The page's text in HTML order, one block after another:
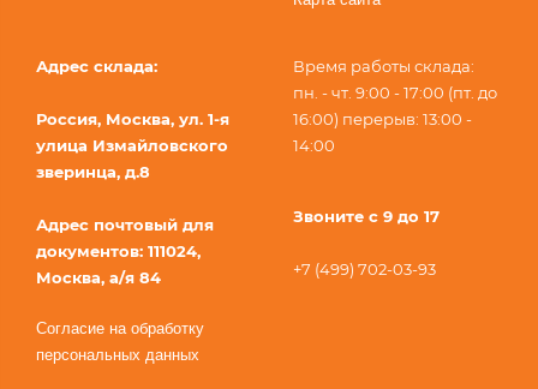
Адрес склада:
Россия, Москва, ул. 1-я
улица Измайловского
зверинца, д.8
Адрес почтовый для
документов: 111024,
Москва, а/я 84
Согласие на обработку
персональных данных
Время работы склада:
пн. - чт. 9:00 - 17:00 (пт. до
16:00) перерыв: 13:00 -
14:00
Звоните с 9 до 17
+7 (499) 702-03-93